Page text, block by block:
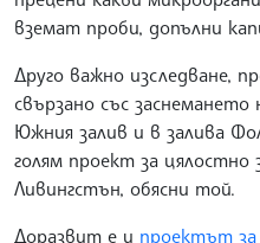
вземат проби, допълни
Друго важно изследване,
свързано със
Южния залив и в залива
голям проект за цялостно
Ливингстън, обясни той.
Доразвит е и проектът за